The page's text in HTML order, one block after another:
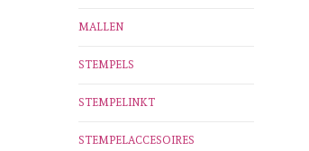
MALLEN
STEMPELS
STEMPELINKT
STEMPELACCESOIRES